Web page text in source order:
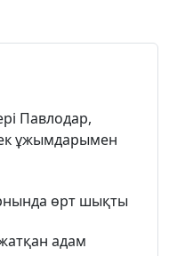
Павлодар,
ұжымдарымен
өрт шықты
адам